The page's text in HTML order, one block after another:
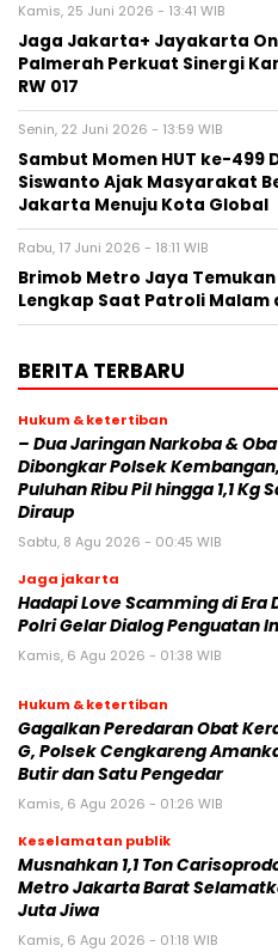
Kamis, 25 Juni 2026 - 13:41 WIB
Jaga Jakarta+ Jayakarta On
Palmerah Perkuat Sinergi
RW 017
Senin, 22 Juni 2026 - 13:59 WIB
Sambut Momen HUT ke-499
Siswanto Ajak Masyarakat
Jakarta Menuju Kota Global
Rabu, 17 Juni 2026 - 18:11 WIB
Brimob Metro Jaya
Lengkap Saat Patroli
BERITA TERBARU
Hukum & ketertiban
– Dua Jaringan Narkoba &
Dibongkar Polsek Kembangan,
Puluhan Ribu Pil hingga 1,1 Kg
Diraup
Sabtu, 8 Agu 2026 - 00:45 WIB
Jaga jakarta
Hadapi Love Scamming di Era
Polri Gelar Dialog Penguatan
Kamis, 6 Agu 2026 - 01:38 WIB
Hukum & ketertiban
Gagalkan Peredaran Obat
G, Polsek Cengkareng
Butir dan Satu Pengedar
Kamis, 6 Agu 2026 - 01:26 WIB
Keselamatan publik
Musnahkan 1,1 Ton
Metro Jakarta Barat
Juta Jiwa
Kamis, 6 Agu 2026 - 01:18 WIB